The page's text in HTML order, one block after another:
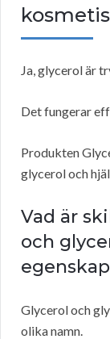
Ja, glycerol är
Det fungerar
Produkten
glycerol och
Vad är
och
Glycerol och
olika namn.